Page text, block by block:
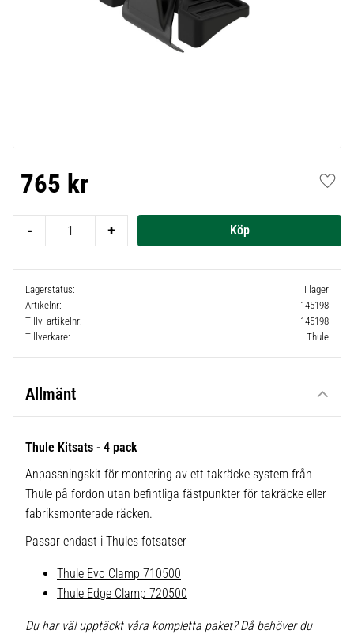
765 kr
+
-
Lagerstatus
I lager
Artikelnr
145198
Tillv. artikelnr
145198
Tillverkare
Thule
Allmänt
Thule Kitsats - 4 pack
Anpassningskit för montering av ett takräcke system från
Thule på fordon utan befintliga fästpunkter för takräcke eller
fabriksmonterade räcken.
Passar endast i Thules fotsatser
Thule Evo Clamp 710500
Thule Edge Clamp 720500
Du har väl upptäckt våra kompletta paket? Då behöver du